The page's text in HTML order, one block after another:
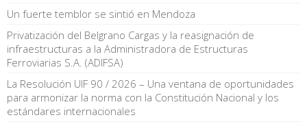
Un fuerte temblor se sintió en Mendoza
Privatización del Belgrano Cargas y la reasignación de
infraestructuras a la Administradora de Estructuras
Ferroviarias S.A. (ADIFSA)
La Resolución UIF 90 / 2026 – Una ventana de oportunidades
para armonizar la norma con la Constitución Nacional y los
estándares internacionales